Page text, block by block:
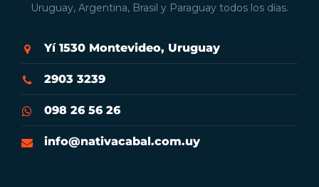
Uruguay, Argentina, Brasil y Paraguay todos los días.
Yí 1530 Montevideo, Uruguay
2903 3239
098 26 56 26
info@nativacabal.com.uy